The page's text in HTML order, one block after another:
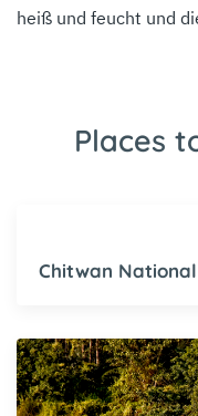
heiß und feucht und
Places
Chitwan